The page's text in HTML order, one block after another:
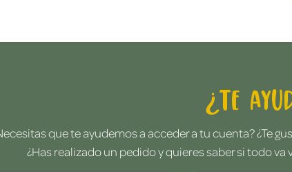
¿Te
que te ayudemos a acceder a tu cuenta? ¿Te
¿Has realizado un pedido y quieres saber si todo